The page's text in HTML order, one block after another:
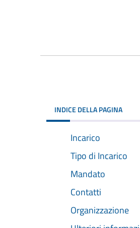
INDICE DELLA PAGINA
Incarico
Tipo di Incarico
Mandato
Contatti
Organizzazione